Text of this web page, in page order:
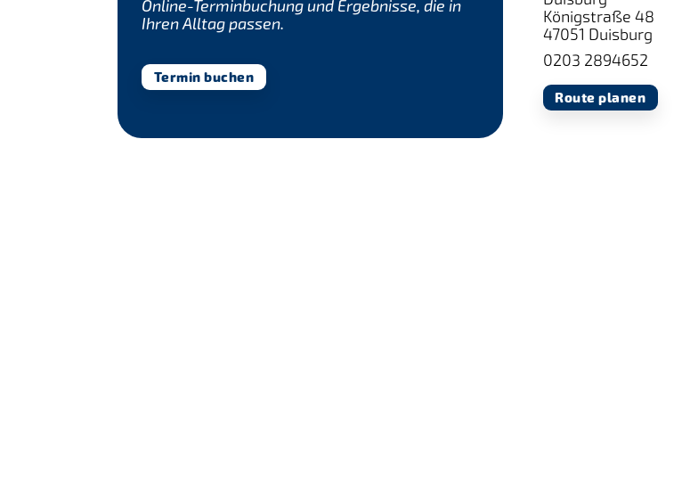
Online-Terminbuchung und Ergebnisse, die in
Ihren Alltag passen.
Termin buchen
Königstraße 48
47051 Duisburg
0203 2894652
Route planen